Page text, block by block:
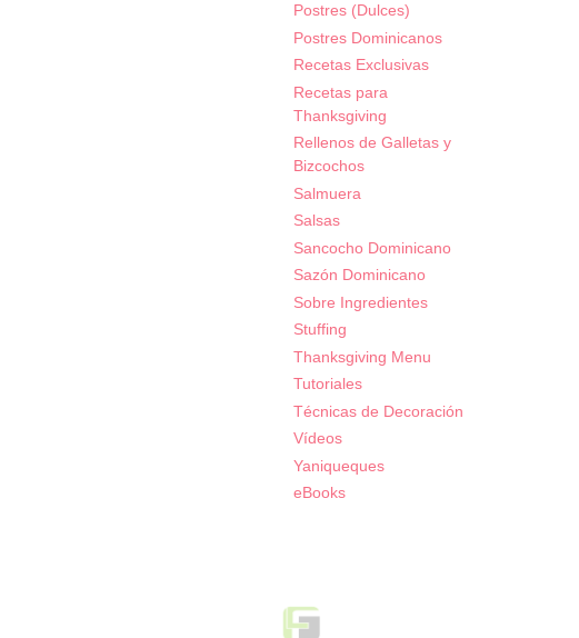
Postres (Dulces)
Postres Dominicanos
Recetas Exclusivas
Recetas para
Thanksgiving
Rellenos de Galletas y
Bizcochos
Salmuera
Salsas
Sancocho Dominicano
Sazón Dominicano
Sobre Ingredientes
Stuffing
Thanksgiving Menu
Tutoriales
Técnicas de Decoración
Vídeos
Yaniqueques
eBooks